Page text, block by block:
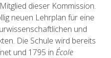
dieser Kommission.
neuen Lehrplan für eine
und
Die Schule wird bereits
und 1795 in École